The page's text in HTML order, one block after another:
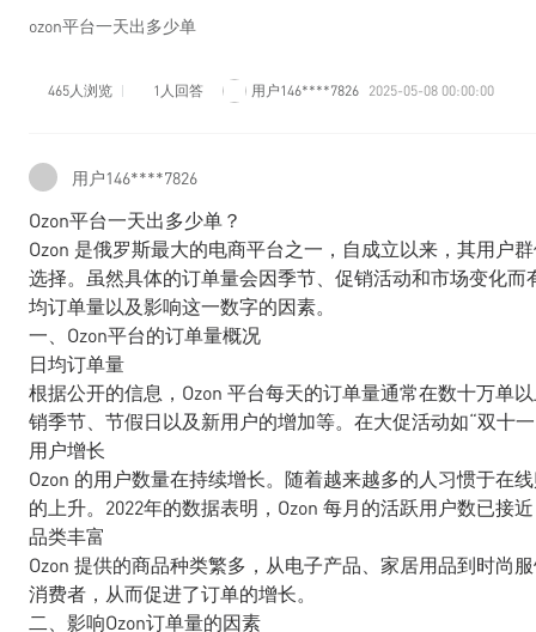
ozon平台一天出多少单
465人浏览 1人回答 用户146****7826 2025-05-08 00:00:00
用户146****7826
Ozon平台一天出多少单？
Ozon 是俄罗斯最大的电商平台之一，自成立以来，其用户
选择。虽然具体的订单量会因季节、促销活动和市场变化
均订单量以及影响这一数字的因素。
一、Ozon平台的订单量概况
日均订单量
根据公开的信息，Ozon 平台每天的订单量通常在数十万单
销季节、节假日以及新用户的增加等。在大促活动如“双十
用户增长
Ozon 的用户数量在持续增长。随着越来越多的人习惯于在
的上升。2022年的数据表明，Ozon 每月的活跃用户数已接
品类丰富
Ozon 提供的商品种类繁多，从电子产品、家居用品到时尚
消费者，从而促进了订单的增长。
二、影响Ozon订单量的因素